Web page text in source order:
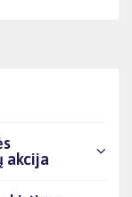
akcija